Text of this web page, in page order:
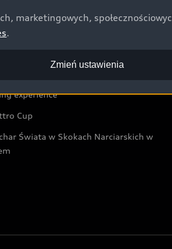
Festiwal
Sztuki Nowoczesnej w Warszawie
experience
Cup
Świata w Skokach Narciarskich w
marketingowych,
.
Zmień ustawienia